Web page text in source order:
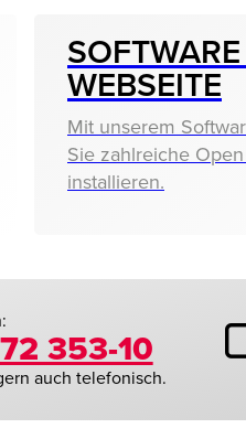
WEBSEITE
Mit unserem
Sie zahlreiche
installieren.
353-10
auch telefonisch.